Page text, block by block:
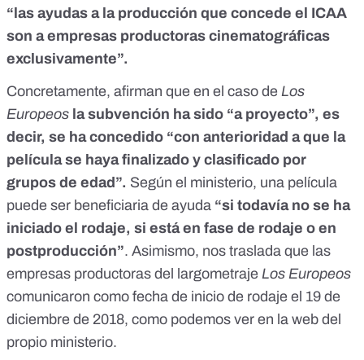
“las ayudas a la producción que concede el ICAA
son a empresas productoras cinematográficas
exclusivamente”.
Concretamente, afirman que en el caso de Los
Europeos la subvención ha sido “a proyecto”, es
decir, se ha concedido “con anterioridad a que la
película se haya finalizado y clasificado por
grupos de edad”. Según el ministerio, una película
puede ser beneficiaria de ayuda “si todavía no se ha
iniciado el rodaje, si está en fase de rodaje o en
postproducción”. Asimismo, nos traslada que las
empresas productoras del largometraje Los Europeos
comunicaron como fecha de inicio de rodaje el 19 de
diciembre de 2018, como podemos ver en la web del
propio ministerio.